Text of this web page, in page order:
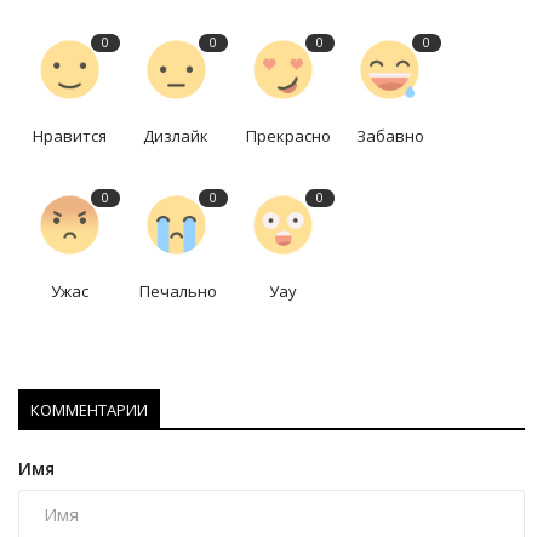
0
Нравится
0
Дизлайк
0
Прекрасно
0
Забавно
0
Ужас
0
Печально
0
Уау
КОММЕНТАРИИ
Имя